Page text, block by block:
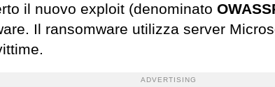
il nuovo exploit (denominato
Il ransomware utilizza server
ADVERTISING